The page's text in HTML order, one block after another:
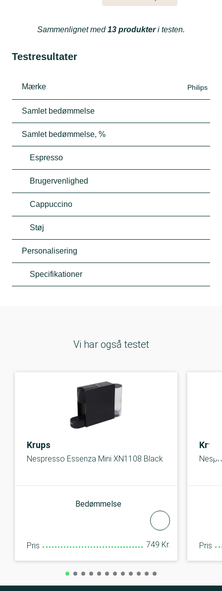
Sammenlignet med13 produkteri testen.
Testresultater
Mærke Philips
Samlet bedømmelse
Samlet bedømmelse, %
Espresso
Brugervenlighed
Cappuccino
Støj
Personalisering
Specifikationer
Vi har også testet
Krups
Nespresso Essenza Mini XN1108 Black
Bedømmelse
Pris 749 Kr. Pris